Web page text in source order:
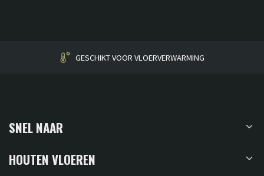
HUISGEMAAKT
SNEL NAAR
HOUTEN VLOEREN